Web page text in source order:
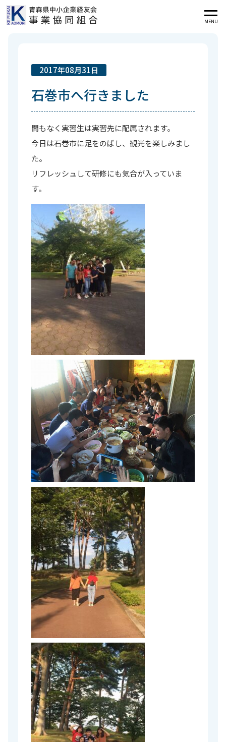
MENU
2017年08月31日
石巻市へ行きました
間もなく実習生は実習先に配属されます。
今日は石巻市に足をのばし、観光を楽しみまし
た。
リフレッシュして研修にも気合が入っていま
す。